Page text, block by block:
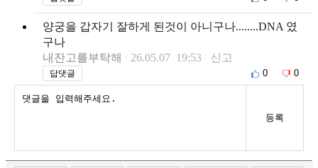
양궁을 갑자기 잘하게 된것이 아니구나........DNA 였
구나
내잔고를부탁해
26.05.07 19:53 신고
답댓글 0 0
등록